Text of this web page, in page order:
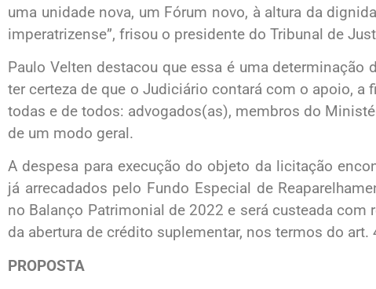
uma unidade nova, um Fórum novo, à altura da
imperatrizense”, frisou o presidente do Tribunal de
Paulo Velten destacou que essa é uma determinação
ter certeza de que o Judiciário contará com o apoio, a
todas e de todos: advogados(as), membros do
de um modo geral.
A despesa para execução do objeto da licitação
já arrecadados pelo Fundo Especial de
no Balanço Patrimonial de 2022 e será custeada com
da abertura de crédito suplementar, nos termos do
PROPOSTA